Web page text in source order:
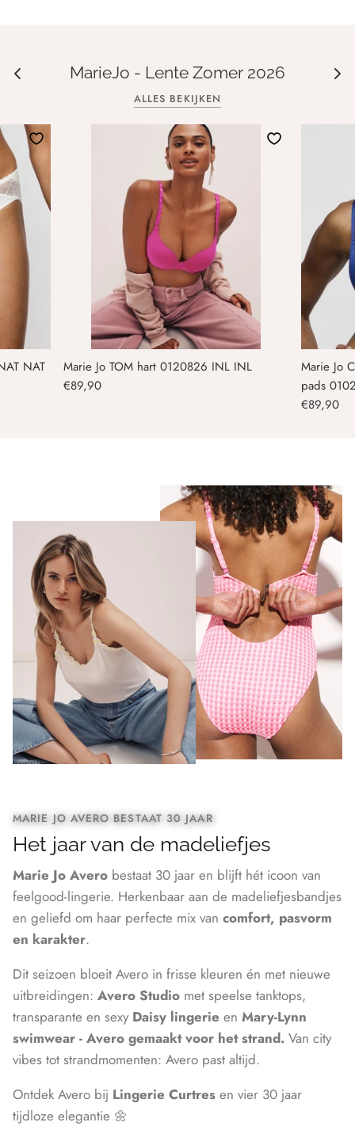
MarieJo - Lente Zomer 2026
ALLES BEKIJKEN
NAT
Marie Jo TOM hart 0120826 INL INL
€89,90
Marie Jo
pads
€89,90
MARIE JO AVERO BESTAAT 30 JAAR
Het jaar van de madeliefjes
Marie Jo Avero bestaat 30 jaar en blijft hét icoon van
feelgood-lingerie. Herkenbaar aan de madeliefjesbandjes
en geliefd om haar perfecte mix van comfort, pasvorm
en karakter.
Dit seizoen bloeit Avero in frisse kleuren én met nieuwe
uitbreidingen: Avero Studio met speelse tanktops,
transparante en sexy Daisy lingerie en Mary-Lynn
swimwear - Avero gemaakt voor het strand. Van city
vibes tot strandmomenten: Avero past altijd.
Ontdek Avero bij Lingerie Curtres en vier 30 jaar
tijdloze elegantie 🌼